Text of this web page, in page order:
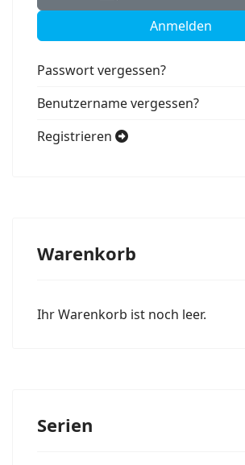
Anmelden
Passwort vergessen?
Benutzername vergessen?
Registrieren
Warenkorb
Ihr Warenkorb ist noch leer.
Serien